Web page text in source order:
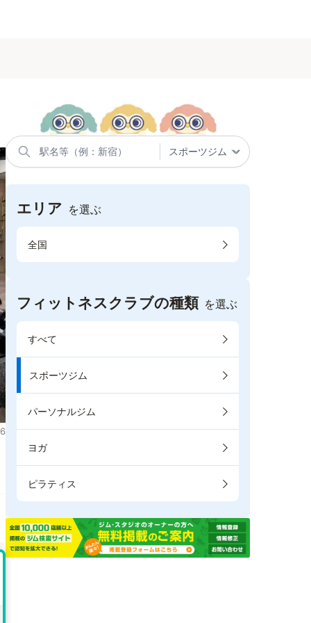
エリア を選ぶ
全国
フィットネスクラブの種類 を選ぶ
すべて
スポーツジム
パーソナルジム
ヨガ
ピラティス